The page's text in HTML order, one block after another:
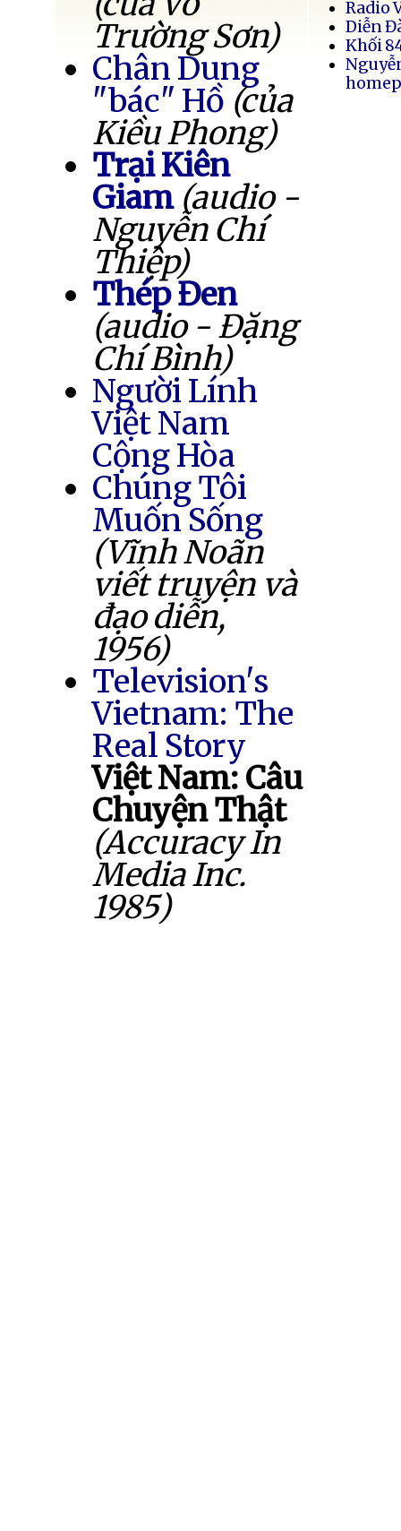
Trường Sơn)
Chân Dung
"bác" Hồ (của
Kiều Phong)
Trại Kiên
Giam (audio -
Nguyễn Chí
Thiệp)
Thép Đen
(audio - Đặng
Chí Bình)
Người Lính
Việt Nam
Cộng Hòa
Chúng Tôi
Muốn Sống
(Vĩnh Noãn
viết truyện và
đạo diễn,
1956)
Television's
Vietnam: The
Real Story
Việt Nam: Câu
Chuyện Thật
(Accuracy In
Media Inc.
1985)
Radio
Diễn
Khối